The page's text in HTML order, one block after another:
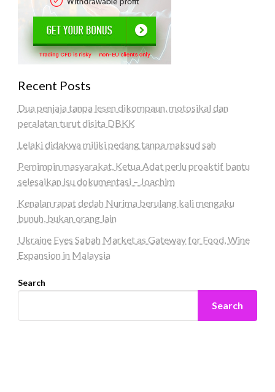
Recent Posts
Dua penjaja tanpa lesen dikompaun, motosikal dan
peralatan turut disita DBKK
Lelaki didakwa miliki pedang tanpa maksud sah
Pemimpin masyarakat, Ketua Adat perlu proaktif bantu
selesaikan isu dokumentasi – Joachim
Kenalan rapat dedah Nurima berulang kali mengaku
bunuh, bukan orang lain
Ukraine Eyes Sabah Market as Gateway for Food, Wine
Expansion in Malaysia
Search
Search